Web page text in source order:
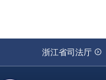
浙江省司法厅